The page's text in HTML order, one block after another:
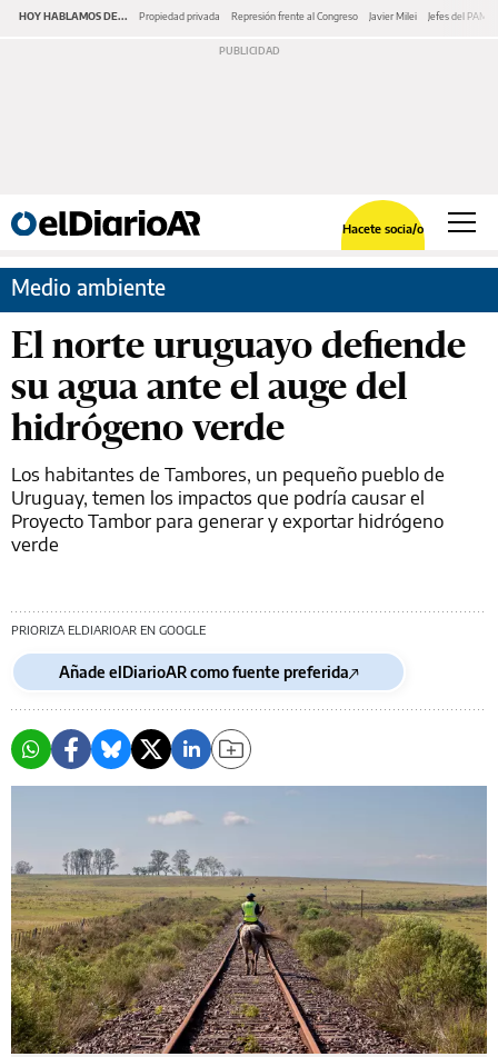
HOY HABLAMOS DE... Propiedad privada Represión frente al Congreso Javier Milei Jefes del PAMI
Hacete socia/o
Medio ambiente
El norte uruguayo defiende
su agua ante el auge del
hidrógeno verde
Los habitantes de Tambores, un pequeño pueblo de
Uruguay, temen los impactos que podría causar el
Proyecto Tambor para generar y exportar hidrógeno
verde
PRIORIZA ELDIARIOAR EN GOOGLE
Añade elDiarioAR como fuente preferida